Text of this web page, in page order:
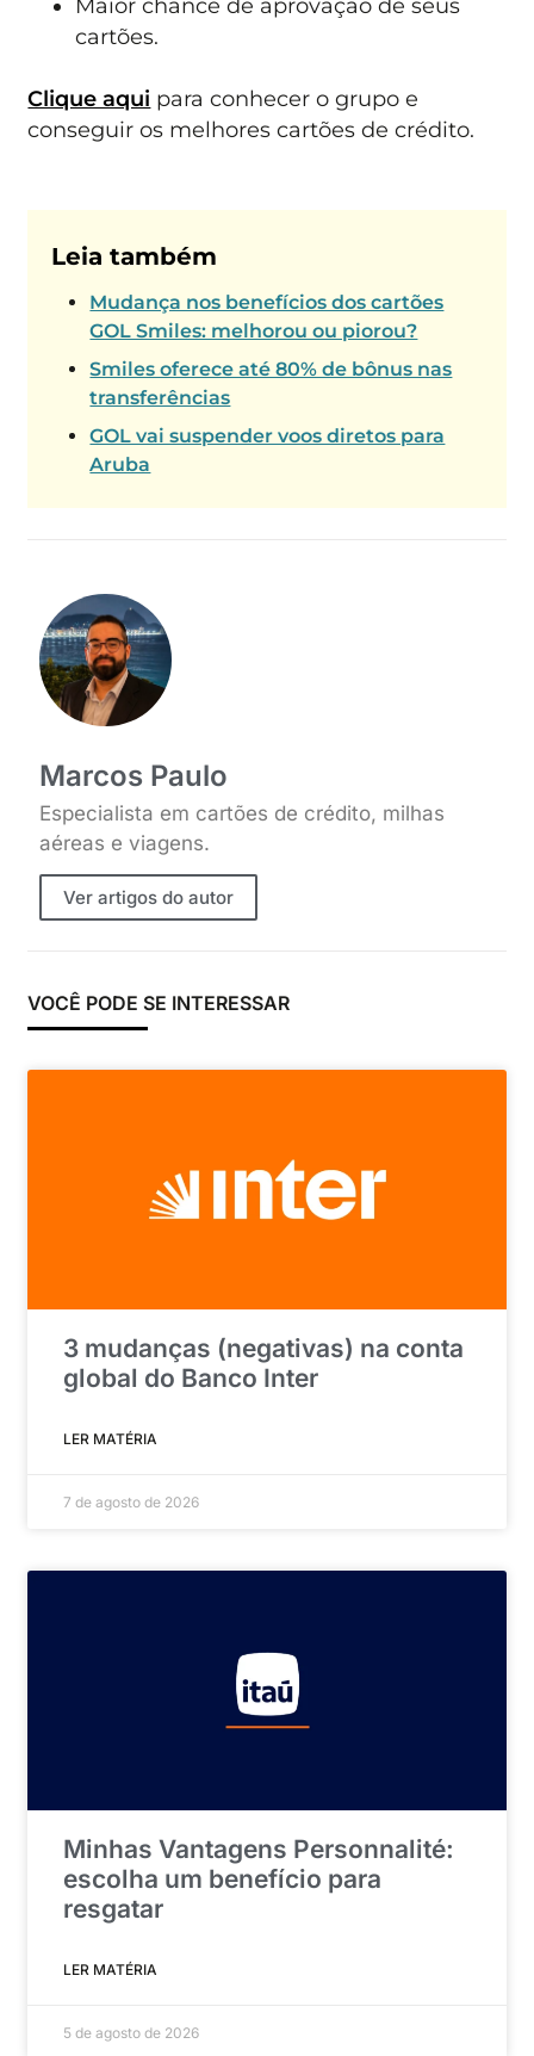
Maior chance de aprovação de seus
cartões.
Clique aqui para conhecer o grupo e
conseguir os melhores cartões de crédito.
Leia também
Mudança nos benefícios dos cartões
GOL Smiles: melhorou ou piorou?
Smiles oferece até 80% de bônus nas
transferências
GOL vai suspender voos diretos para
Aruba
Marcos Paulo
Especialista em cartões de crédito, milhas
aéreas e viagens.
Ver artigos do autor
VOCÊ PODE SE INTERESSAR
3 mudanças (negativas) na conta
global do Banco Inter
LER MATÉRIA
7 de agosto de 2026
Minhas Vantagens Personnalité:
escolha um benefício para
resgatar
LER MATÉRIA
5 de agosto de 2026